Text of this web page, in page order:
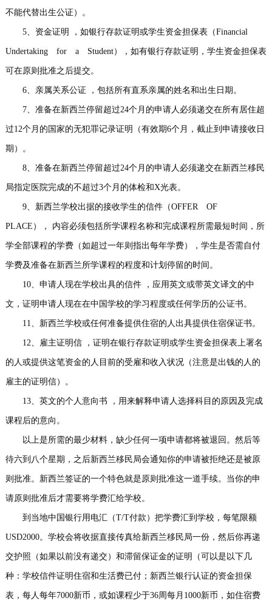
不能代替出生公证）。
5、资金证明 ，如银行存款证明或学生资金担保表（Financial
Undertaking for a Student），如有银行存款证明，学生资金担保表
可在原则批准之后提交。
6、亲属关系公证 ，包括所有直系亲属的姓名和出生日期。
7、准备在新西兰停留超过24个月的申请人必须递交在所有居住超
过12个月的国家的无犯罪记录证明（有效期6个月，截止到申请接收日
期）。
8、准备在新西兰停留超过24个月的申请人必须递交在新西兰移民
局指定医院完成的不超过3个月的体检和X光表。
9、新西兰学校出据的接收学生的信件（OFFER OF
PLACE）， 内容必须包括所学课程名称和完成课程所需最短时间，所
学全部课程的学费（如超过一年则指出每年学费），学生是否需自付
学费及准备在新西兰所学课程的程度和计划停留的时间。
10、申请人现在学校出具的信件 ，应用英文或带英文译文的中
文，证明申请人现在在中国学校的学习程度或任何学历的公证书。
11、新西兰学校或任何准备提供住宿的人出具提供住宿保证书。
12、雇主证明信 ，证明在银行存款证明或学生资金担保表上署名
的人或提供这笔资金的人目前的受雇和收入状况（注意是出钱的人的
雇主的证明信）。
13、英文的个人意向书 ，用来解释申请人选择科目的原因及完成
课程后的意向。
以上是所需的最少材料，缺少任何一项申请都将被退回。然后等
待六到八个星期，之后新西兰移民局会通知你的申请被拒绝还是被原
则批准。新西兰签证的一个特色就是原则批准这一道手续。当你的申
请原则批准后才需要将学费汇给学校。
到当地中国银行用电汇（T/T付款）把学费汇到学校，每笔限额
USD2000。学校会将收据直接传真给新西兰移民局一份，然后你再递
交护照（如果以前没有递交）和滞留保证金的证明（可以是以下几
种：学校信件证明住宿和生活费已付；新西兰银行认证的资金担保
表，每人每年7000新币，或如课程少于36周每月1000新币，如住宿费